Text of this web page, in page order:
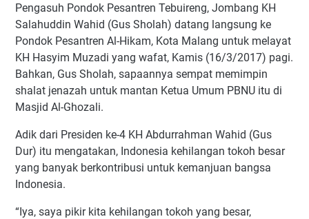
Pengasuh Pondok Pesantren Tebuireng, Jombang KH
Salahuddin Wahid (Gus Sholah) datang langsung ke
Pondok Pesantren Al-Hikam, Kota Malang untuk melayat
KH Hasyim Muzadi yang wafat, Kamis (16/3/2017) pagi.
Bahkan, Gus Sholah, sapaannya sempat memimpin
shalat jenazah untuk mantan Ketua Umum PBNU itu di
Masjid Al-Ghozali.
Adik dari Presiden ke-4 KH Abdurrahman Wahid (Gus
Dur) itu mengatakan, Indonesia kehilangan tokoh besar
yang banyak berkontribusi untuk kemanjuan bangsa
Indonesia.
“Iya, saya pikir kita kehilangan tokoh yang besar,